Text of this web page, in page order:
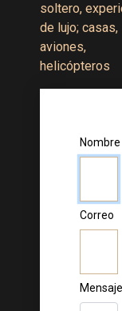
soltero,
de lujo; casas,
aviones,
helicópteros
Nombre
Correo
Mensaje